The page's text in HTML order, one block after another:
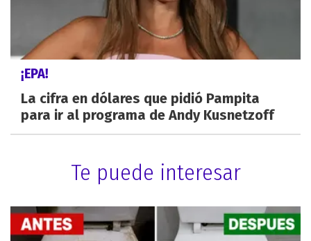
¡EPA!
La cifra en dólares que pidió Pampita
para ir al programa de Andy Kusnetzoff
Te puede interesar